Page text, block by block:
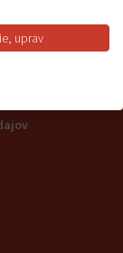
zmluvy
uprav